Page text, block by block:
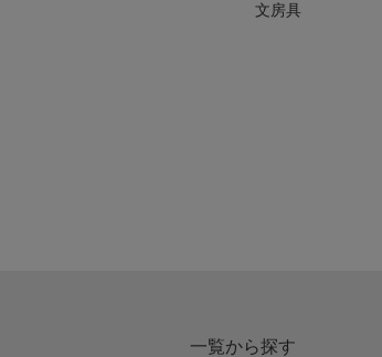
文房具
一覧から探す